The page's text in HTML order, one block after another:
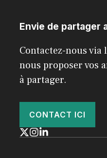
Envie de partager
Contactez-nous
nous proposer vos
à partager.
CONTACT ICI